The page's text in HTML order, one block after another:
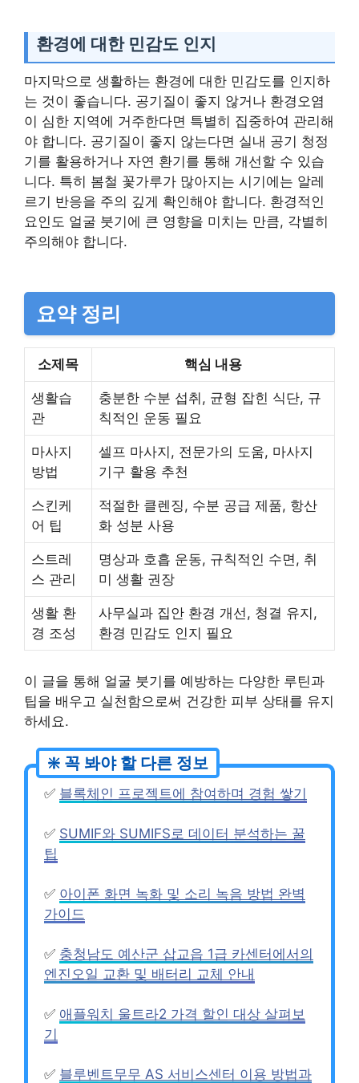
환경에 대한 민감도 인지
마지막으로 생활하는 환경에 대한 민감도를 인지하
는 것이 좋습니다. 공기질이 좋지 않거나 환경오염
이 심한 지역에 거주한다면 특별히 집중하여 관리해
야 합니다. 공기질이 좋지 않는다면 실내 공기 청정
기를 활용하거나 자연 환기를 통해 개선할 수 있습
니다. 특히 봄철 꽃가루가 많아지는 시기에는 알레
르기 반응을 주의 깊게 확인해야 합니다. 환경적인
요인도 얼굴 붓기에 큰 영향을 미치는 만큼, 각별히
주의해야 합니다.
요약 정리
소제목 핵심 내용
생활습
관
충분한 수분 섭취, 균형 잡힌 식단, 규
칙적인 운동 필요
마사지
방법
셀프 마사지, 전문가의 도움, 마사지
기구 활용 추천
스킨케
어 팁
적절한 클렌징, 수분 공급 제품, 항산
화 성분 사용
스트레
스 관리
명상과 호흡 운동, 규칙적인 수면, 취
미 생활 권장
생활 환
경 조성
사무실과 집안 환경 개선, 청결 유지,
환경 민감도 인지 필요
이 글을 통해 얼굴 붓기를 예방하는 다양한 루틴과
팁을 배우고 실천함으로써 건강한 피부 상태를 유지
하세요.
✅ 블록체인 프로젝트에 참여하며 경험 쌓기
✅ SUMIF와 SUMIFS로 데이터 분석하는 꿀
팁
✅ 아이폰 화면 녹화 및 소리 녹음 방법 완벽
가이드
✅ 충청남도 예산군 삽교읍 1급 카센터에서의
엔진오일 교환 및 배터리 교체 안내
✅ 애플워치 울트라2 가격 할인 대상 살펴보
기
✅ 블루벤트무무 AS 서비스센터 이용 방법과